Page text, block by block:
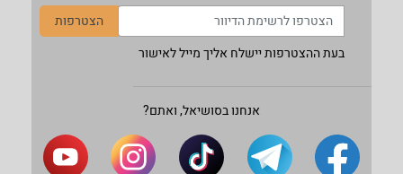
הצטרפות
בעת ההצטרפות יישלח אליך מייל לאישור
אנחנו בסושיאל, ואתם?